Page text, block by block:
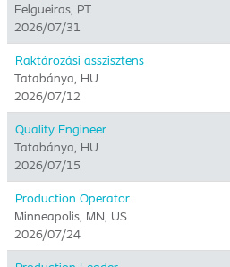
Felgueiras, PT
2026/07/31
Raktározási asszisztens
Tatabánya, HU
2026/07/12
Quality Engineer
Tatabánya, HU
2026/07/15
Production Operator
Minneapolis, MN, US
2026/07/24